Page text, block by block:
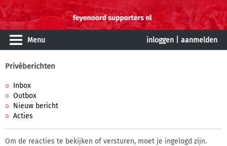
Menu inloggen aanmelden
Privéberichten
Inbox
Outbox
Nieuw bericht
Acties
Om de reacties te bekijken of versturen, moet je ingelogd zijn.